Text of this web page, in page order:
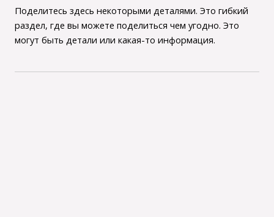
Поделитесь здесь некоторыми деталями. Это гибкий
раздел, где вы можете поделиться чем угодно. Это
могут быть детали или какая-то информация.